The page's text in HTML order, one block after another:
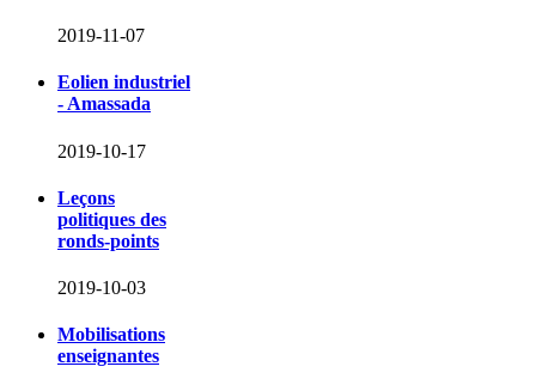
2019-11-07
Eolien industriel
- Amassada
2019-10-17
Leçons
politiques des
ronds-points
2019-10-03
Mobilisations
enseignantes